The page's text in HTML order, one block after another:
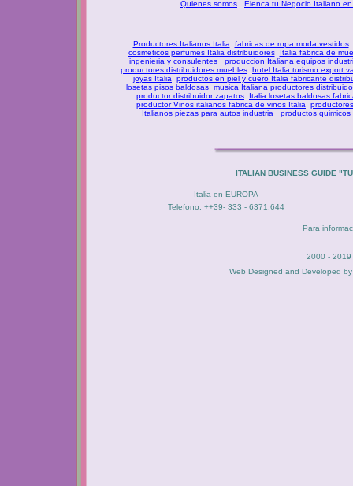
Quienes somos Elenca tu Negocio Italiano
Productores Italianos Italia
fabricas de ropa moda vestidos
cosmeticos perfumes Italia distribuidores
Italia fabrica de
ingenieria y consulentes
produccion Italiana equipos
productores distribuidores muebles hotel Italia turismo export
joyas Italia
productos en piel y cuero Italia fabricante
losetas pisos baldosas musica Italiana productores
productor distribuidor zapatos
Italia losetas baldosas
productor Vinos italianos fabrica de vinos Italia
Italianos piezas para autos industria
productos
ITALIAN BUSINESS GUIDE
Italia en EUROPA
Telefono: ++39- 333 - 6371.644
Para
2000 - 2019
Web Designed and Developed